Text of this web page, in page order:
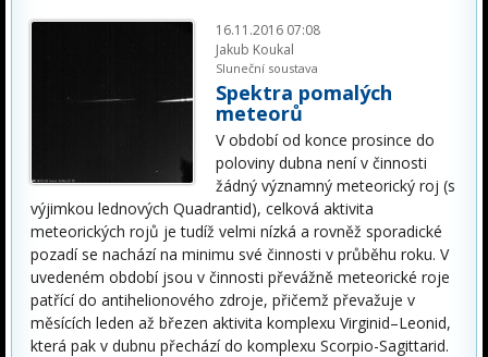
16.11.2016 07:08
Jakub Koukal
Sluneční soustava
Spektra pomalých
meteorů
V období od konce prosince do
poloviny dubna není v činnosti
žádný významný meteorický roj (s
výjimkou lednových Quadrantid), celková aktivita
meteorických rojů je tudíž velmi nízká a rovněž sporadické
pozadí se nachází na minimu své činnosti v průběhu roku. V
uvedeném období jsou v činnosti převážně meteorické roje
patřící do antihelionového zdroje, přičemž převažuje v
měsících leden až březen aktivita komplexu Virginid–Leonid,
která pak v dubnu přechází do komplexu Scorpio-Sagittarid.